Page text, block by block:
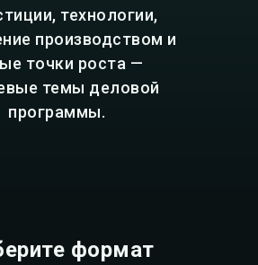
технологии,
производством и
точки роста —
темы деловой
программы.
формат